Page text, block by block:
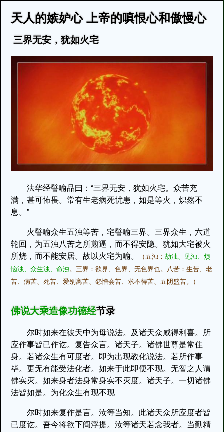
天人的嫉妒心 上帝的嗔恨心和傲慢心
三界无安，犹如火宅
法华经譬喻品曰：“三界无安，犹如火宅。众苦充
满，甚可怖畏。常有生老病死忧患，如是等火，炽然不
息。”
火譬喻众生五浊等苦，宅譬喻三界。三界众生，六道
轮回，为五浊八苦之所煎逼，而不得安隐。犹如大宅被火
所烧，而不能安居。故以火宅为喻。
（五浊：劫浊、见浊、烦
恼浊、众生浊、命浊 。三界：欲界、色界、无色界也。八苦：生苦、老
苦、病苦、死苦、爱别离苦、怨憎会苦、求不得苦、五阴盛苦。）
佛说大乘造像功德经节录
尔时如来在彼天中为母说法。及诸天众咸得利喜。所
应作事皆已作讫。复告众言。诸天子。诸佛世尊是常住
身。若诸众生有可度者。即为出现教化说法。若所作事
毕。更无有能受法化者。如来于此即便不现。无智之人谓
佛实灭。如来身者法身常身实不灭度。诸天子。一切诸佛
法皆如是。为化众生有现不现
尔时如来复作是言。汝等当知。此诸天众所应度者皆
已度讫。吾今将欲下阎浮提。汝等诸天若念我者。当勤精